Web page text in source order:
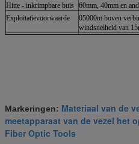
Hitte - inkrimpbare buis
60mm, 40mm en
Exploitatievoorwaarde
05000m boven
windsnelheid van
Markeringen: Materiaal van de
meetapparaat van de vezel het
Fiber Optic Tools